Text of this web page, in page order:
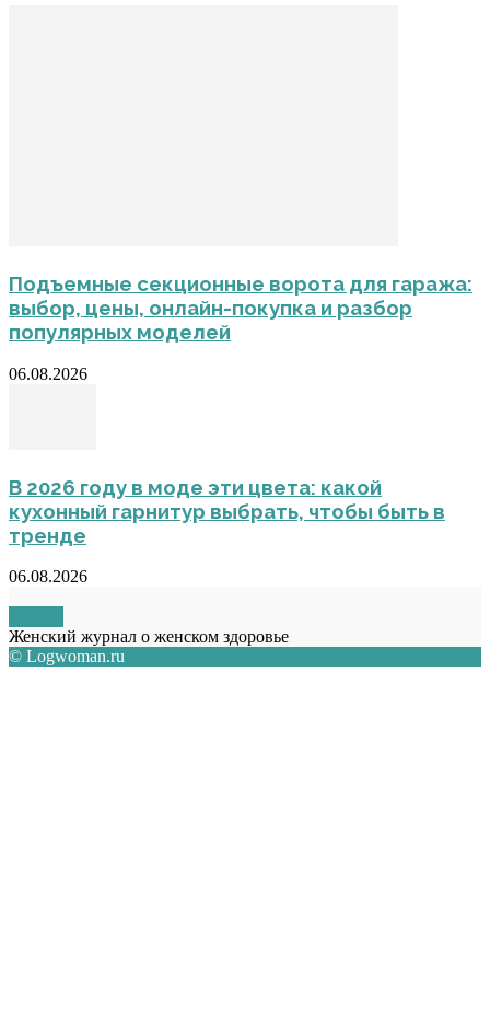
Подъемные секционные ворота для гаража:
выбор, цены, онлайн-покупка и разбор
популярных моделей
06.08.2026
В 2026 году в моде эти цвета: какой
кухонный гарнитур выбрать, чтобы быть в
тренде
06.08.2026
Женский журнал о женском здоровье
© Logwoman.ru